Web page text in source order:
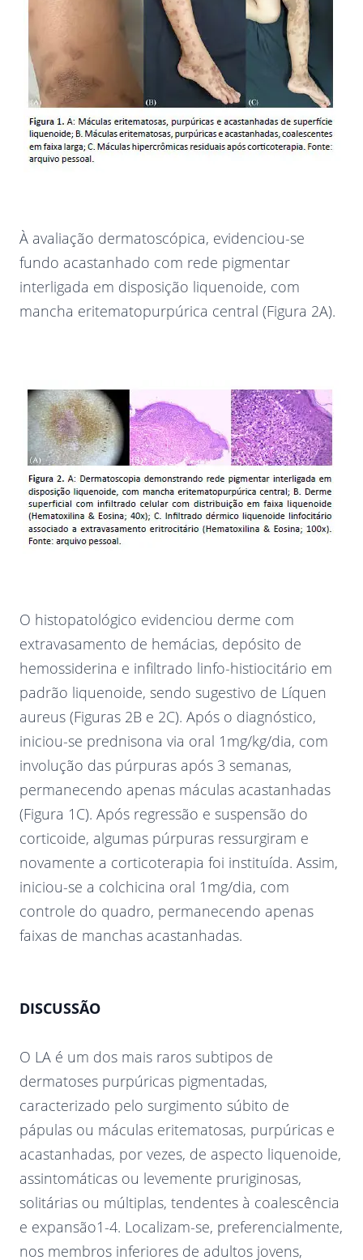
À avaliação dermatoscópica, evidenciou-se
fundo acastanhado com rede pigmentar
interligada em disposição liquenoide, com
mancha eritematopurpúrica central (Figura 2A).
O histopatológico evidenciou derme com
extravasamento de hemácias, depósito de
hemossiderina e infiltrado linfo-histiocitário em
padrão liquenoide, sendo sugestivo de Líquen
aureus (Figuras 2B e 2C). Após o diagnóstico,
iniciou-se prednisona via oral 1mg/kg/dia, com
involução das púrpuras após 3 semanas,
permanecendo apenas máculas acastanhadas
(Figura 1C). Após regressão e suspensão do
corticoide, algumas púrpuras ressurgiram e
novamente a corticoterapia foi instituída. Assim,
iniciou-se a colchicina oral 1mg/dia, com
controle do quadro, permanecendo apenas
faixas de manchas acastanhadas.
DISCUSSÃO
O LA é um dos mais raros subtipos de
dermatoses purpúricas pigmentadas,
caracterizado pelo surgimento súbito de
pápulas ou máculas eritematosas, purpúricas e
acastanhadas, por vezes, de aspecto liquenoide,
assintomáticas ou levemente pruriginosas,
solitárias ou múltiplas, tendentes à coalescência
e expansão1-4. Localizam-se, preferencialmente,
nos membros inferiores de adultos jovens,